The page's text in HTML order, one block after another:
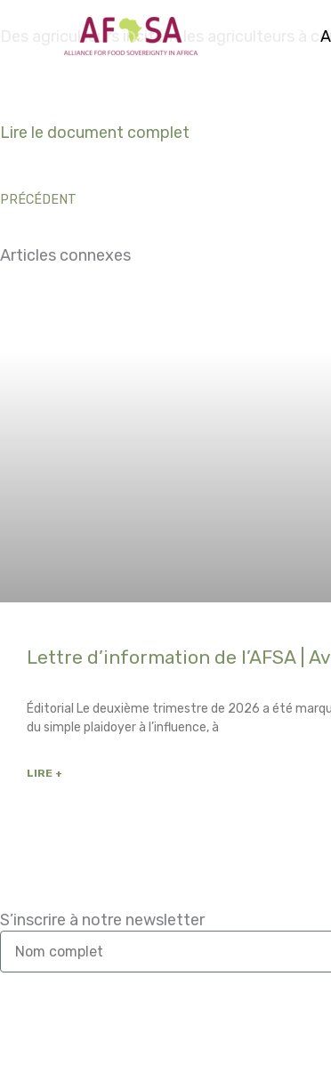
Des agriculteurs incitent les agriculteurs à
Lire le document complet
PRÉCÉDENT
Articles connexes
Lettre d’information de l’AFSA |
Éditorial Le deuxième trimestre de 2026 a été
du simple plaidoyer à l’influence, à
LIRE +
S’inscrire à notre newsletter
Nom
complet